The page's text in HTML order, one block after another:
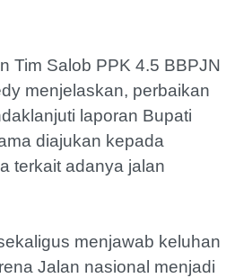
Tim Salob PPK 4.5 BBPJN
menjelaskan, perbaikan
laporan Bupati
diajukan kepada
terkait adanya jalan
menjawab keluhan
Jalan nasional menjadi